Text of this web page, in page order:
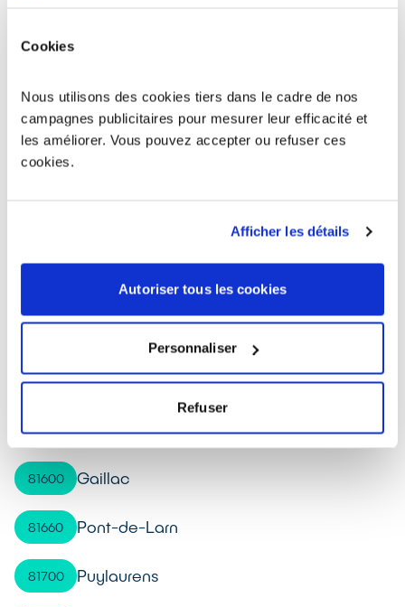
Cookies
Nous utilisons des cookies tiers dans le cadre de nos
campagnes publicitaires pour mesurer leur efficacité et
les améliorer. Vous pouvez accepter ou refuser ces
cookies.
Afficher les détails
Autoriser tous les cookies
Personnaliser
Refuser
81200
81290 Labruguière
81300 Graulhet
Saint-Sulpice-la-Pointe
Lescure-d'Albigeois
81400 Carmaux
81500 Lavaur
81600 Gaillac
81660 Pont-de-Larn
81700 Puylaurens